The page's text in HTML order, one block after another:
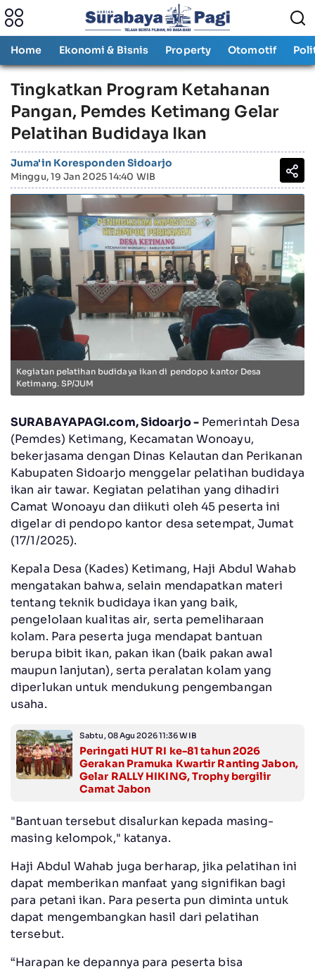
Home Ekonomi & Bisnis Property Otomotif
Tingkatkan Program Ketahanan
Pangan, Pemdes Ketimang Gelar
Pelatihan Budidaya Ikan
Juma'in Koresponden Sidoarjo
Minggu, 19 Jan 2025 14:40 WIB
Kegiatan pelatihan budidaya ikan di pendopo kantor Desa
Ketimang. SP/JUM
SURABAYAPAGI.com, Sidoarjo -Pemerintah Desa
(Pemdes) Ketimang, Kecamatan Wonoayu,
bekerjasama dengan Dinas Kelautan dan Perikanan
Kabupaten Sidoarjo menggelar pelatihan budidaya
ikan air tawar. Kegiatan pelatihan yang dihadiri
Camat Wonoayu dan diikuti oleh 45 peserta ini
digelar di pendopo kantor desa setempat, Jumat
(17/1/2025).
Kepala Desa (Kades) Ketimang, Haji Abdul Wahab
mengatakan bahwa, selain mendapatkan materi
tentang teknik budidaya ikan yang baik,
pengelolaan kualitas air, serta pemeliharaan
kolam. Para peserta juga mendapat bantuan
berupa bibit ikan, pakan ikan (baik pakan awal
maupun lanjutan), serta peralatan kolam yang
diperlukan untuk mendukung pengembangan
usaha.
Sabtu, 08 Agu 2026 11:36 WIB
Peringati HUT RI ke-81 tahun 2026
Gerakan Pramuka Kwartir Ranting Jabon,
Gelar RALLY HIKING, Trophy bergilir
Camat Jabon
"Bantuan tersebut disalurkan kepada masing-
masing kelompok," katanya.
Haji Abdul Wahab juga berharap, jika pelatihan ini
dapat memberikan manfaat yang signifikan bagi
para petani ikan. Para peserta pun diminta untuk
dapat mengembangkan hasil dari pelatihan
tersebut.
“Harapan ke depannya para peserta bisa